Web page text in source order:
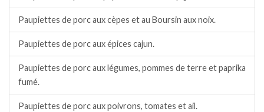
Paupiettes de porc aux cèpes et au Boursin aux noix.
Paupiettes de porc aux épices cajun.
Paupiettes de porc aux légumes, pommes de terre et paprika
fumé.
Paupiettes de porc aux poivrons, tomates et ail.